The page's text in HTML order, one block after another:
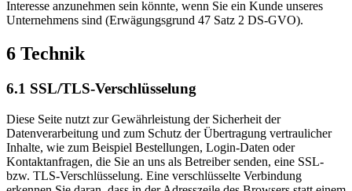
Interesse anzunehmen sein könnte, wenn Sie ein Kunde unseres
Unternehmens sind (Erwägungsgrund 47 Satz 2 DS-GVO).
6 Technik
6.1 SSL/TLS-Verschlüsselung
Diese Seite nutzt zur Gewährleistung der Sicherheit der
Datenverarbeitung und zum Schutz der Übertragung vertraulicher
Inhalte, wie zum Beispiel Bestellungen, Login-Daten oder
Kontaktanfragen, die Sie an uns als Betreiber senden, eine SSL-
bzw. TLS-Verschlüsselung. Eine verschlüsselte Verbindung